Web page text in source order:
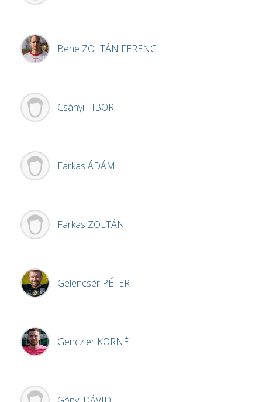
Bene ZOLTÁN FERENC
CsányiTIBOR
Farkas ÁDÁM
Farkas ZOLTÁN
Gelencsér PÉTER
Genczler KORNÉL